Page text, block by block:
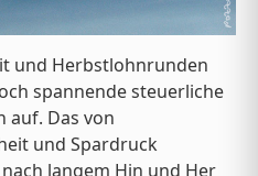
und Herbstlohnrunden
spannende steuerliche
auf. Das von
und Spardruck
langem Hin und Her